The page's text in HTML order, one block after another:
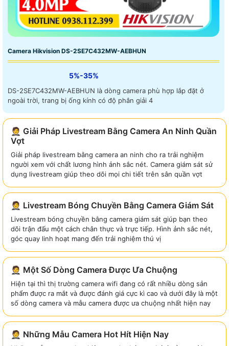
Camera Hikvision DS-2SE7C432MW-AEBHUN
5%-35%
DS-2SE7C432MW-AEBHUN là dòng camera phù hợp lắp đặt ở
ngoài trời, trang bị ống kính có độ phân giải 4
🤵 Giải Pháp Livestream Bằng Camera An Ninh Quần
Vợt
Giải pháp livestream bằng camera an ninh cho ra trải nghiệm
người xem với chất lương hình ảnh sắc nét. Camera giám sát sử
dụng livestream giúp theo dõi mọi chi tiết trên sân quần vợt
🤵 Livestream Bóng Chuyền Bằng Camera Giám Sát
Livestream bóng chuyền bằng camera giám sát giúp bạn theo
dõi trận đấu một cách chân thực và trực tiếp. Hình ảnh sắc nét,
góc quay linh hoạt mang đến trải nghiệm thú vị
🤵 Một Số Dòng Camera Được Ưa Chuộng
Hiện tại thì thị trường camera wifi đang có rất nhiều dòng sản
phẩm được ra mắt và được đánh giá cực kì cao và dưới đây là một
số dòng camera và mẫu camera được ưa chuộng nhất hiện nay
🤵 Những Mẫu Camera Hot Hít Hiện Nay